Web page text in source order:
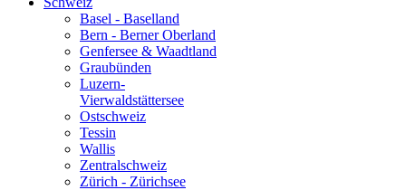
Basel - Baselland
Bern - Berner Oberland
Genfersee & Waadtland
Graubünden
Luzern-
Vierwaldstättersee
Ostschweiz
Tessin
Wallis
Zentralschweiz
Zürich - Zürichsee